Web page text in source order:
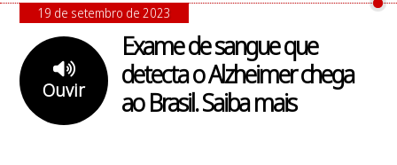
Exame de sangue que
detecta o Alzheimer chega
ao Brasil. Saiba mais
Ouvir
19 de setembro de 2023